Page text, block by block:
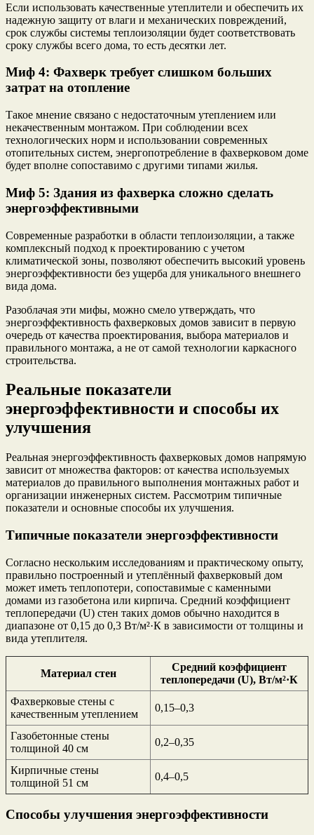
Если использовать качественные утеплители и обеспечить их
надежную защиту от влаги и механических повреждений,
срок службы системы теплоизоляции будет соответствовать
сроку службы всего дома, то есть десятки лет.
Миф 4: Фахверк требует слишком больших
затрат на отопление
Такое мнение связано с недостаточным утеплением или
некачественным монтажом. При соблюдении всех
технологических норм и использовании современных
отопительных систем, энергопотребление в фахверковом доме
будет вполне сопоставимо с другими типами жилья.
Миф 5: Здания из фахверка сложно сделать
энергоэффективными
Современные разработки в области теплоизоляции, а также
комплексный подход к проектированию с учетом
климатической зоны, позволяют обеспечить высокий уровень
энергоэффективности без ущерба для уникального внешнего
вида дома.
Разоблачая эти мифы, можно смело утверждать, что
энергоэффективность фахверковых домов зависит в первую
очередь от качества проектирования, выбора материалов и
правильного монтажа, а не от самой технологии каркасного
строительства.
Реальные показатели
энергоэффективности и способы их
улучшения
Реальная энергоэффективность фахверковых домов напрямую
зависит от множества факторов: от качества используемых
материалов до правильного выполнения монтажных работ и
организации инженерных систем. Рассмотрим типичные
показатели и основные способы их улучшения.
Типичные показатели энергоэффективности
Согласно нескольким исследованиям и практическому опыту,
правильно построенный и утеплённый фахверковый дом
может иметь теплопотери, сопоставимые с каменными
домами из газобетона или кирпича. Средний коэффициент
теплопередачи (U) стен таких домов обычно находится в
диапазоне от 0,15 до 0,3 Вт/м²·К в зависимости от толщины и
вида утеплителя.
Материал стен
Средний коэффициент
теплопередачи (U), Вт/м²·К
Фахверковые стены с
качественным утеплением
0,15–0,3
Газобетонные стены
толщиной 40 см
0,2–0,35
Кирпичные стены
толщиной 51 см
0,4–0,5
Способы улучшения энергоэффективности